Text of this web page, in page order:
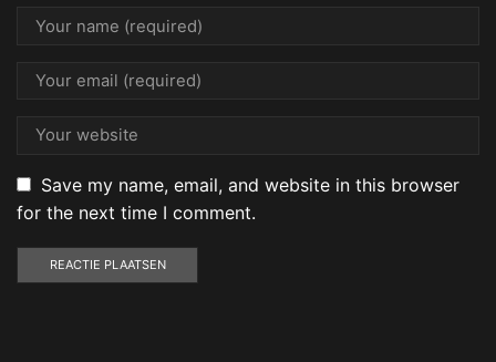
Save my name, email, and website in this browser
for the next time I comment.